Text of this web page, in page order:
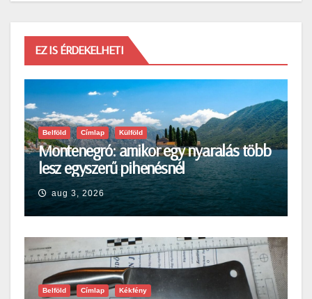
EZ IS ÉRDEKELHETI
Belföld Címlap Külföld
Montenegró: amikor egy nyaralás több
lesz egyszerű pihenésnél
aug 3, 2026
Belföld Címlap Kékfény